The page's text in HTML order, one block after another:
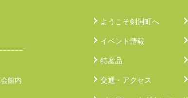
館内
ようこそ剣淵町へ
イベント情報
特産品
交通・アクセス